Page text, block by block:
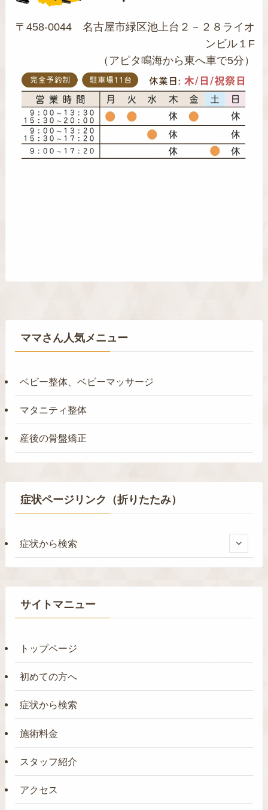
〒458-0044 名古屋市緑区池上台２－２８ライオ
ンビル１F
（アピタ鳴海から東へ車で5分）
ママさん人気メニュー
ベビー整体、ベビーマッサージ
マタニティ整体
産後の骨盤矯正
症状ページリンク（折りたたみ）
症状から検索
サイトマニュー
トップページ
初めての方へ
症状から検索
施術料金
スタッフ紹介
アクセス